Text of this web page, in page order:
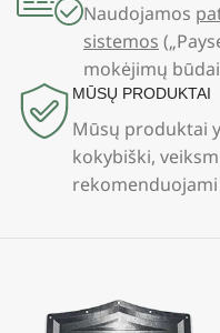
Naudojamos
sistemos
mokėjimų
MŪSŲ PRODUKTAI
Mūsų produktai
kokybiški,
rekomenduojami